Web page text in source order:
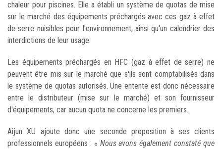
chaleur pour piscines. Elle a établi un système de quotas de mise
sur le marché des équipements préchargés avec ces gaz à effet
de serre nuisibles pour l'environnement, ainsi qu'un calendrier des
interdictions de leur usage.
Les équipements préchargés en HFC (gaz à effet de serre) ne
peuvent être mis sur le marché que s'ils sont comptabilisés dans
le système de quotas autorisés. Une entente est donc nécessaire
entre le distributeur (mise sur le marché) et son fournisseur
d'équipements, car aucun quota ne concerne les premiers.
Aijun XU ajoute donc une seconde proposition à ses clients
professionnels européens : « Nous avons également constaté que